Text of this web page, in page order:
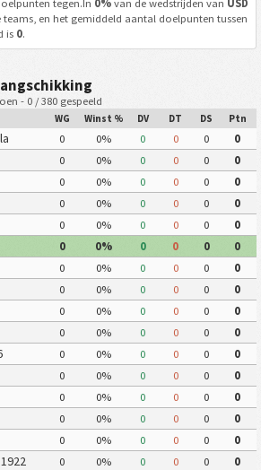
tegen.In 0%van de wedstrijden van USD
en het gemiddeld aantal doelpunten tussen
is 0.
- 0 / 380 gespeeld
WG Winst % DV DT DS Ptn
0 0% 0 0 0
0
0 0% 0 0 0
0
0 0% 0 0 0
0
0 0% 0 0 0
0
0 0% 0 0 0
0
0 0% 0 0 0
0
0 0% 0 0 0
0
0 0% 0 0 0
0
0 0% 0 0 0
0
0 0% 0 0 0
0
0 0% 0 0 0
0
0 0% 0 0 0
0
0 0% 0 0 0
0
0 0% 0 0 0
0
0 0% 0 0 0
0
0 0% 0 0 0
0